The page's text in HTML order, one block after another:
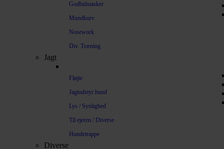
Godbidstasker
Mundkurv
Nosework
Div. Træning
Jagt
Fløjte
Jagtudstyr hund
Lys / Synlighed
Til ejeren / Diverse
Hundetrappe
Diverse